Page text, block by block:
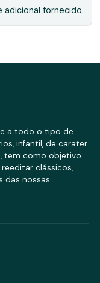
adicional fornecido.
a todo o tipo de
infantil, de carater
tem como objetivo
clássicos,
das nossas